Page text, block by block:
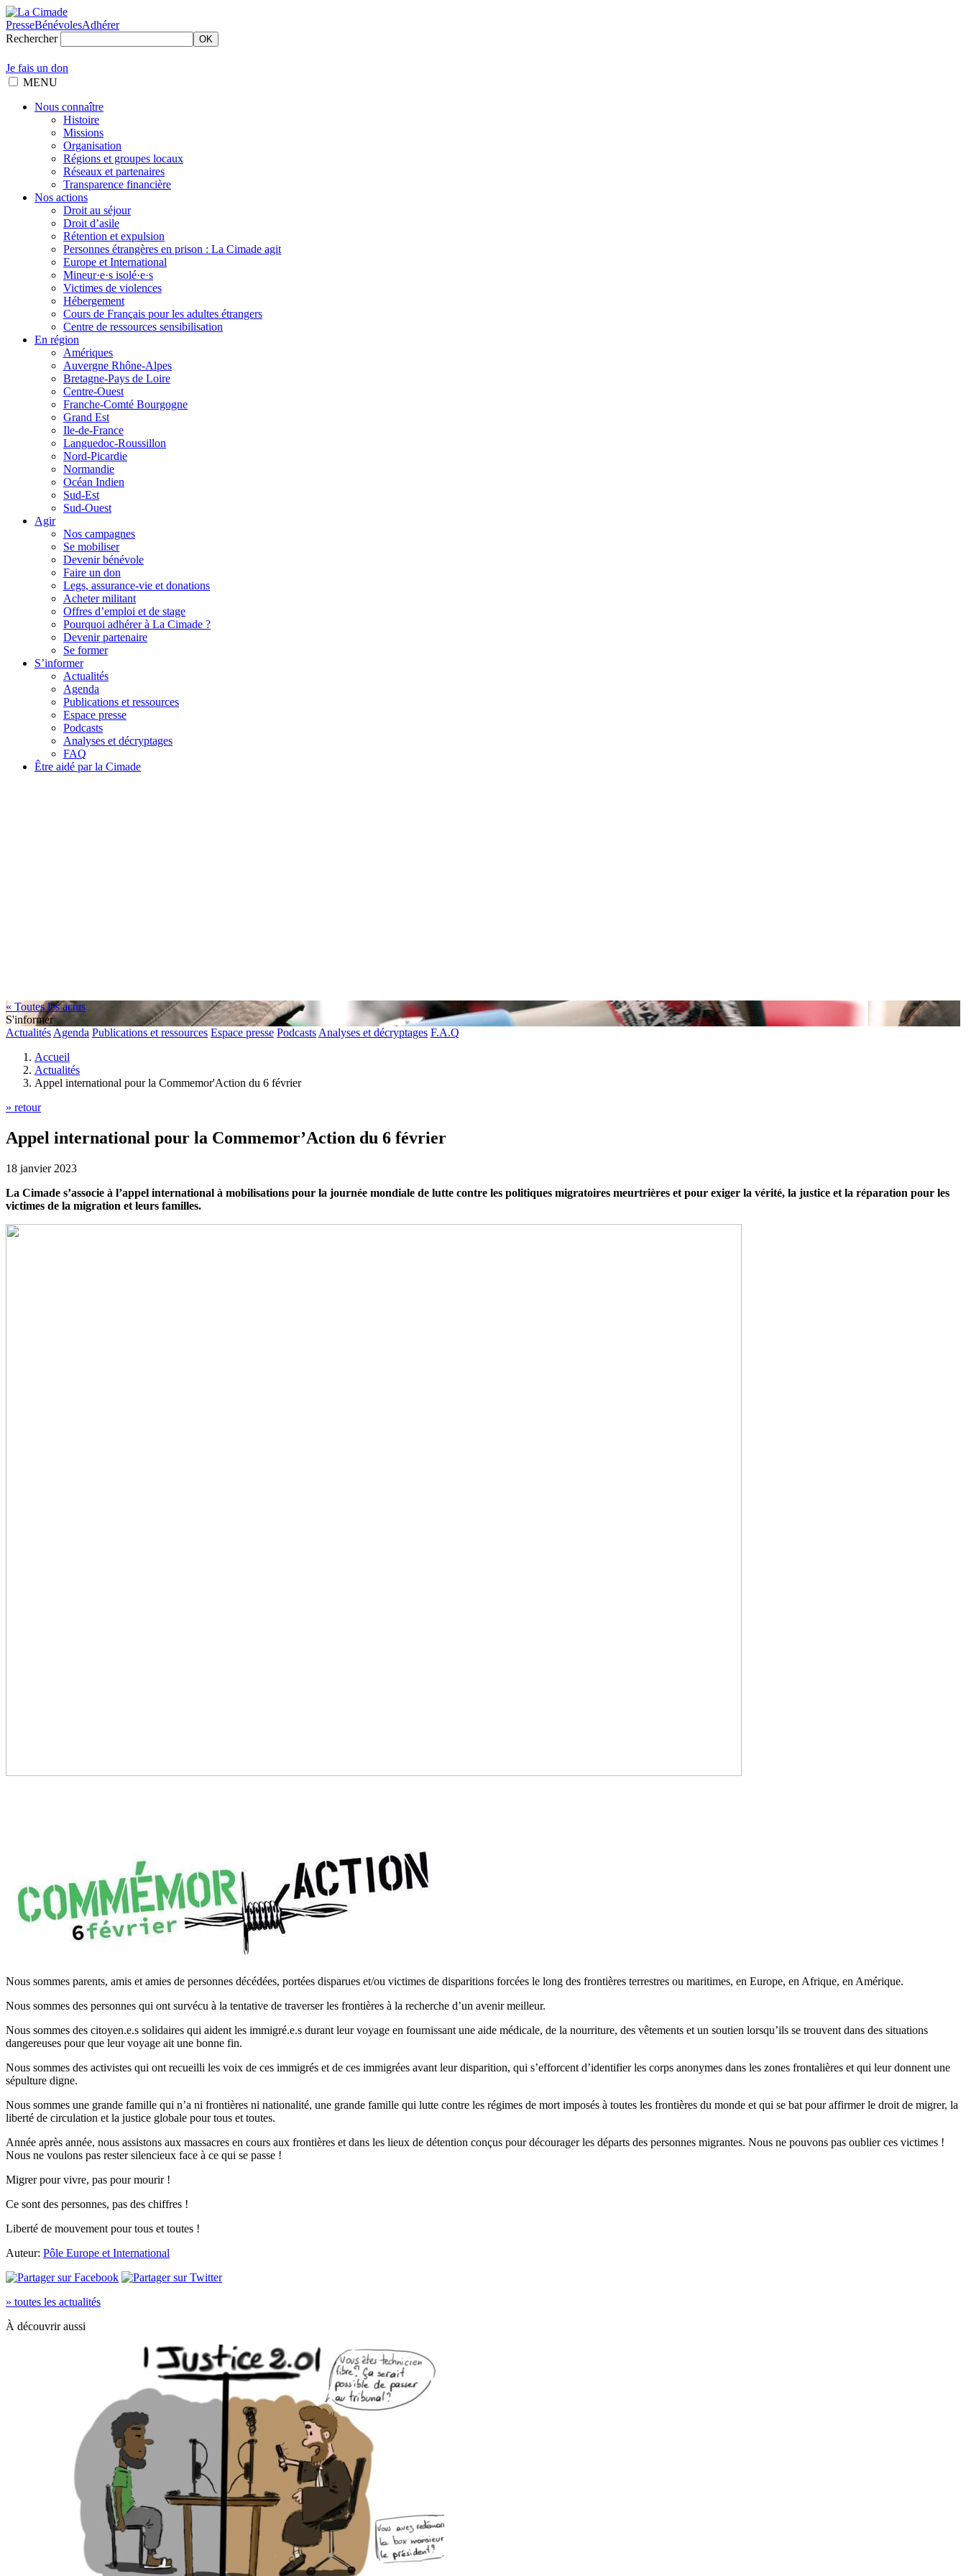
PresseBénévolesAdhérer
Rechercher
OK
Je fais un don
MENU
Nous connaître
Histoire
Missions
Organisation
Régions et groupes locaux
Réseaux et partenaires
Transparence financière
Nos actions
Droit au séjour
Droit d’asile
Rétention et expulsion
Personnes étrangères en prison : La Cimade agit
Europe et International
Mineur·e·s isolé·e·s
Victimes de violences
Hébergement
Cours de Français pour les adultes étrangers
Centre de ressources sensibilisation
En région
Amériques
Auvergne Rhône-Alpes
Bretagne-Pays de Loire
Centre-Ouest
Franche-Comté Bourgogne
Grand Est
Ile-de-France
Languedoc-Roussillon
Nord-Picardie
Normandie
Océan Indien
Sud-Est
Sud-Ouest
Agir
Nos campagnes
Se mobiliser
Devenir bénévole
Faire un don
Legs, assurance-vie et donations
Acheter militant
Offres d’emploi et de stage
Pourquoi adhérer à La Cimade ?
Devenir partenaire
Se former
S’informer
Actualités
Agenda
Publications et ressources
Espace presse
Podcasts
Analyses et décryptages
FAQ
Être aidé par la Cimade
« Toutes les actus
S'informer
Actualités Agenda Publications et ressources Espace presse Podcasts Analyses et décryptages F.A.Q
Accueil
Actualités
Appel international pour la Commemor'Action du 6 février
» retour
Appel international pour la Commemor’Action du 6 février
18 janvier 2023
La Cimade s’associe à l’appel international à mobilisations pour la journée mondiale de lutte contre les politiques migratoires meurtrières et pour exiger la vérité, la justice et la réparation pour les
victimes de la migration et leurs familles.
Nous sommes parents, amis et amies de personnes décédées, portées disparues et/ou victimes de disparitions forcées le long des frontières terrestres ou maritimes, en Europe, en Afrique, en Amérique.
Nous sommes des personnes qui ont survécu à la tentative de traverser les frontières à la recherche d’un avenir meilleur.
Nous sommes des citoyen.e.s solidaires qui aident les immigré.e.s durant leur voyage en fournissant une aide médicale, de la nourriture, des vêtements et un soutien lorsqu’ils se trouvent dans des situations
dangereuses pour que leur voyage ait une bonne fin.
Nous sommes des activistes qui ont recueilli les voix de ces immigrés et de ces immigrées avant leur disparition, qui s’efforcent d’identifier les corps anonymes dans les zones frontalières et qui leur donnent une
sépulture digne.
Nous sommes une grande famille qui n’a ni frontières ni nationalité, une grande famille qui lutte contre les régimes de mort imposés à toutes les frontières du monde et qui se bat pour affirmer le droit de migrer, la
liberté de circulation et la justice globale pour tous et toutes.
Année après année, nous assistons aux massacres en cours aux frontières et dans les lieux de détention conçus pour décourager les départs des personnes migrantes. Nous ne pouvons pas oublier ces victimes !
Nous ne voulons pas rester silencieux face à ce qui se passe !
Migrer pour vivre, pas pour mourir !
Ce sont des personnes, pas des chiffres !
Liberté de mouvement pour tous et toutes !
Auteur: Pôle Europe et International
» toutes les actualités
À découvrir aussi